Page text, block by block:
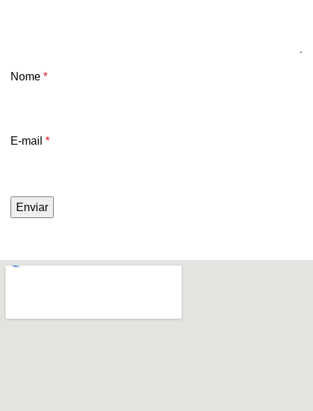
Nome *
E-mail *